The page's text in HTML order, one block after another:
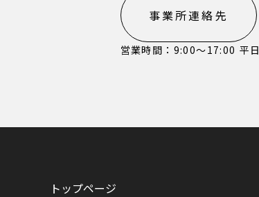
事業所連絡先
営業時間：9:00〜17:00 平日
トップページ